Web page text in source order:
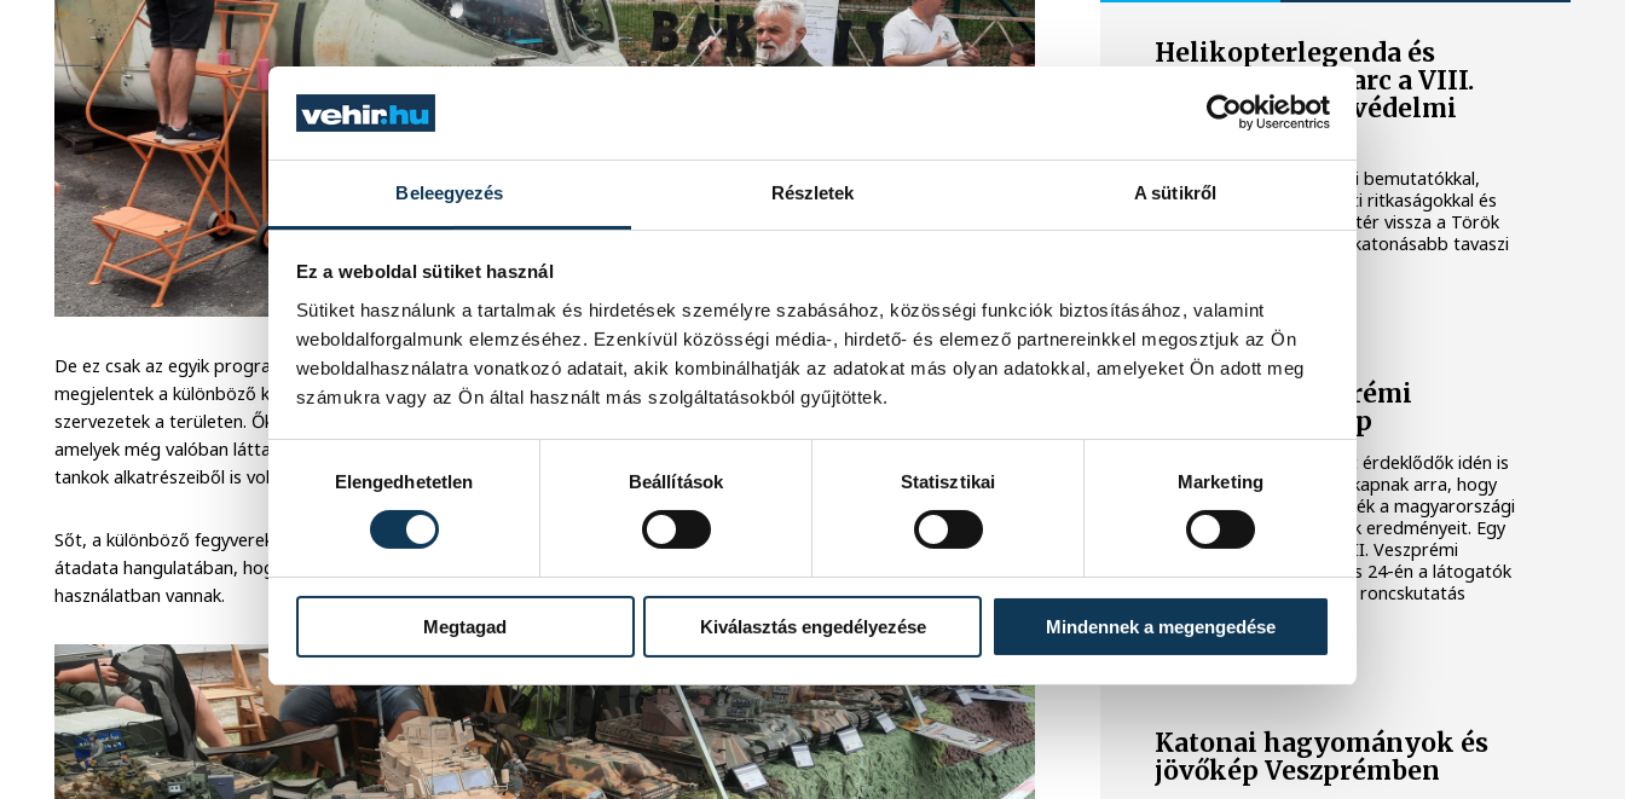
Beleegyezés Részletek A sütikről
Ez a weboldal sütiket használ
Sütiket használunk a tartalmak és hirdetések személyre szabásához, közösségi funkciók biztosításához, valamint
weboldalforgalmunk elemzéséhez. Ezenkívül közösségi média-, hirdető- és elemező partnereinkkel megosztjuk az Ön
weboldalhasználatra vonatkozó adatait, akik kombinálhatják az adatokat más olyan adatokkal, amelyeket Ön adott meg
számukra vagy az Ön által használt más szolgáltatásokból gyűjtöttek.
Hozzájárulás kiválasztása
Elengedhetetlen
Beállítások Statisztikai Marketing
Megtagad Kiválasztás engedélyezése Mindennek a megengedése
De ez csak az egyik programelem az egész napos felhozatalban. Szombaton már délelőtt
megjelentek a különböző korszakokat bemutató hagyományőrző egyesületek és katonai
szervezetek a területen. Ők autentikus egyenruháik mellett felvonultattak számos olyan relikviát,
amelyek még valóban láttak háborút, így I. és II. világháborús eszközökből, fegyverekből, repülő és
tankok alkatrészeiből is volt kiállítás.
Sőt, a különböző fegyvereket meg is szólaltatták, éles lőszer helyett csak gázpatronokkal, de így is
átadata hangulatában, hogy milyen hanggal jár, amikor ezek az eszközök éles helyzetben is
használatban vannak.
Helikopterlegenda és
katonai közelharc a VIII.
Veszprémi Honvédelmi
Napon
Látványos harcművészeti bemutatókkal,
jubileumi repüléstörténeti ritkaságokkal és
igazi katonai hangulattal tér vissza a Török
Ignác utcába a város legkatonásabb tavaszi
Jön a VII. Veszprémi
Honvédelmi Nap
A hazai hadtörténet iránt érdeklődők idén is
egyedülálló lehetőséget kapnak arra, hogy
közelebbről is megismerjék a magyarországi
hadszínterek feltárásának eredményeit. Egy
tematikus kiállításon, a VII. Veszprémi
Honvédelmi Napon május 24-én a látogatók
betekintést nyerhetnek a roncskutatás
legújabb eredményeibe.
Katonai hagyományok és
jövőkép Veszprémben